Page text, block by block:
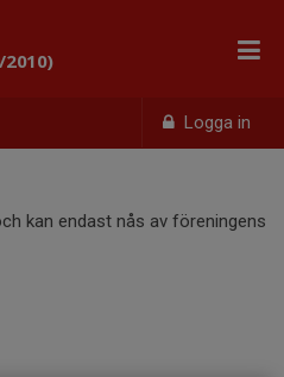
Logga in
2010)
kan endast nås av föreningens